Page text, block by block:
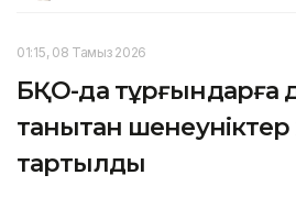
01:15, 08 Тамыз 2026
БҚО-да тұрғындарға
танытқан шенеуніктер
тартылды